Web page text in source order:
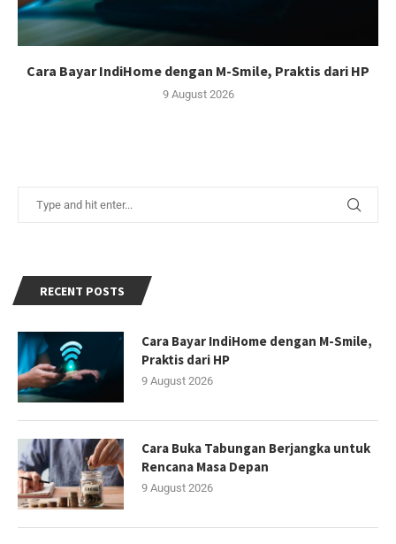
Cara Bayar IndiHome dengan M-Smile, Praktis dari HP
9 August 2026
RECENT POSTS
Cara Bayar IndiHome dengan M-Smile,
Praktis dari HP
9 August 2026
Cara Buka Tabungan Berjangka untuk
Rencana Masa Depan
9 August 2026